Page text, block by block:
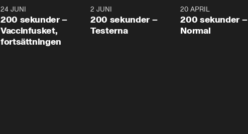
5:00
24 JUNI
200 sekunder –
Vaccinfusket,
fortsättningen
4:23
2 JUNI
200 sekunder –
Testerna
20 APRIL
200 sekunder –
Normal